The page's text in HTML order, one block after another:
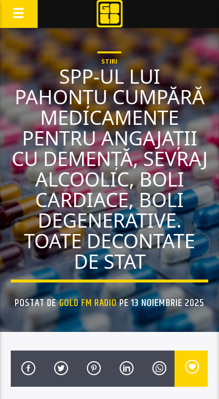
STIRI
SPP-UL LUI
PAHONȚU CUMPĂRĂ
MEDICAMENTE
PENTRU ANGAJAȚII
CU DEMENȚĂ, SEVRAJ
ALCOOLIC, BOLI
CARDIACE, BOLI
DEGENERATIVE.
TOATE DECONTATE
DE STAT
POSTAT DEGOLD FM RADIOPE 13 NOIEMBRIE 2025